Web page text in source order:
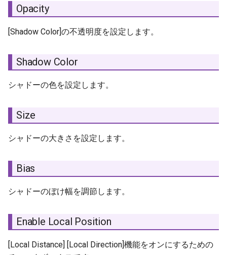
Opacity
[Shadow Color]の不透明度を設定します。
Shadow Color
シャドーの色を設定します。
Size
シャドーの大きさを設定します。
Bias
シャドーのぼけ幅を調節します。
Enable Local Position
[Local Distance] [Local Direction]機能をオンにするための